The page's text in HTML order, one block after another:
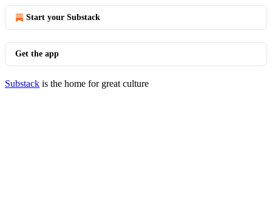
Start your Substack
Get the app
Substack is the home for great culture